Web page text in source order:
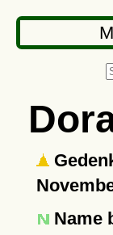
Name